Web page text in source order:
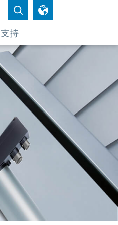
支持